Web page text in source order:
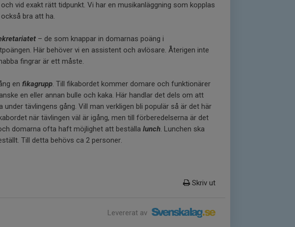
vid exakt rätt tidpunkt. Vi har en musikanläggning som kopplas
bra att ha.
– de som knappar in domarnas poäng i
Här behöver vi en assistent och avlösare. Återigen inte
fingrar är ett måste.
en fikagrupp. Till fikabordet kommer domare och funktionärer
en eller annan bulle och kaka. Här handlar det dels om att
tävlingens gång. Vill man verkligen bli populär så är det här
när tävlingen väl är igång, men till förberedelserna är det
domarna ofta haft möjlighet att beställa lunch. Lunchen ska
Till detta behövs ca 2 personer.
Skriv ut
Levererat av